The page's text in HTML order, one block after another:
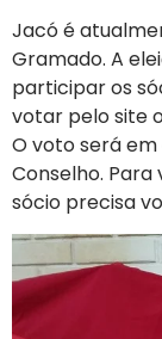
Jacó é
Gramado. A
participar os
votar pelo site
O voto será
Conselho.
sócio precisa